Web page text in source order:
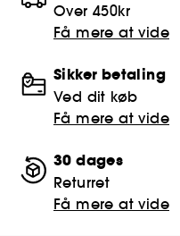
Over 450kr
Få mere at vide
Sikker betaling
Ved dit køb
Få mere at vide
30 dages
Returret
Få mere at vide